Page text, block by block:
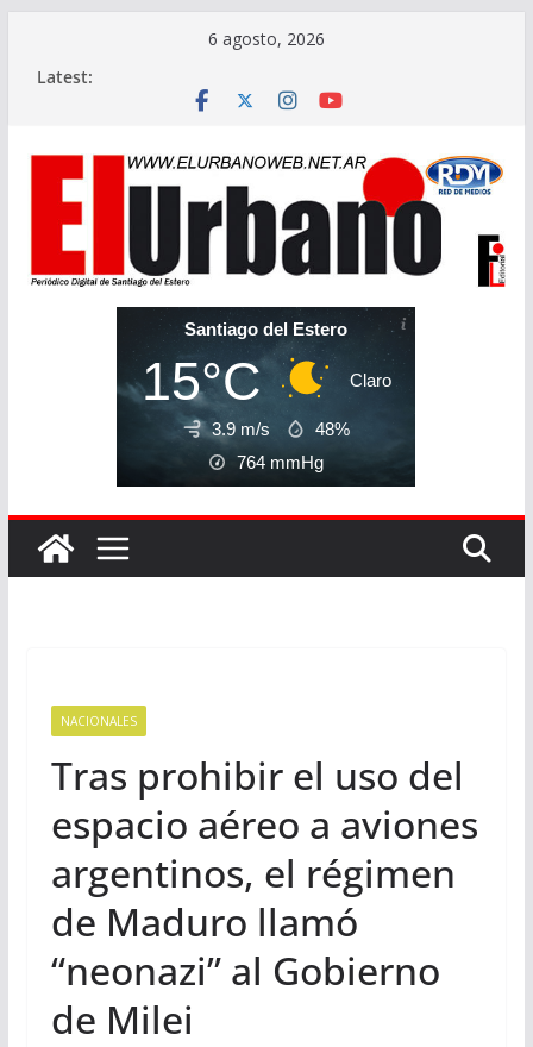
6 agosto, 2026
Latest:
Santiago del Estero
15°C Claro
3.9 m/s
48%
764 mmHg
NACIONALES
Tras prohibir el uso del
espacio aéreo a aviones
argentinos, el régimen
de Maduro llamó
“neonazi” al Gobierno
de Milei